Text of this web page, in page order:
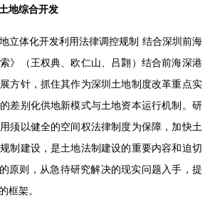
地综合开发
立体化开发利用法律调控规制 结合深圳前海
》（王权典、欧仁山、吕翾）结合前海深港
方针，抓住其作为深圳土地制度改革重点实
差别化供地新模式与土地资本运行机制。研
须以健全的空间权法律制度为保障，加快土
制建设，是土地法制建设的重要内容和迫切
原则，从急待研究解决的现实问题入手，提
框架。